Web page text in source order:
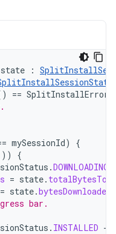
state :
==
mySessionId)
{
{
.DOWNLOADING
= state.
= state.bytesDownloaded
bar.
. INSTALLED ->